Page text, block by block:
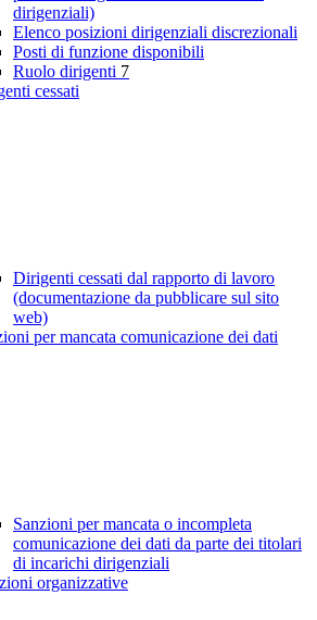
dirigenziali)
Elenco posizioni dirigenziali discrezionali
Posti di funzione disponibili
Ruolo dirigenti 7
cessati
Dirigenti cessati dal rapporto di lavoro
(documentazione da pubblicare sul sito
web)
per mancata comunicazione dei dati
Sanzioni per mancata o incompleta
comunicazione dei dati da parte dei titolari
di incarichi dirigenziali
organizzative